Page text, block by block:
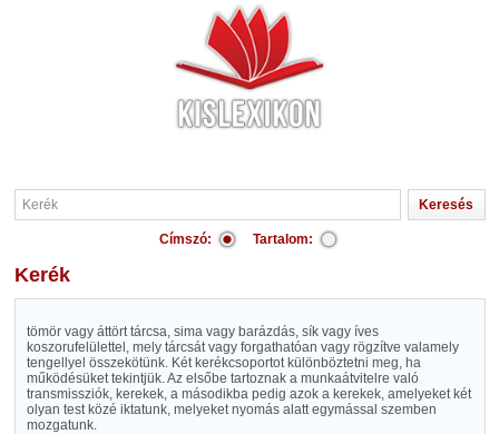
Címszó: Tartalom:
Kerék
tömör vagy áttört tárcsa, sima vagy barázdás, sík vagy íves
koszorufelülettel, mely tárcsát vagy forgathatóan vagy rögzítve valamely
tengellyel összekötünk. Két kerékcsoportot különböztetni meg, ha
működésüket tekintjük. Az elsőbe tartoznak a munkaátvitelre való
transmissziók, kerekek, a másodikba pedig azok a kerekek, amelyeket két
olyan test közé iktatunk, melyeket nyomás alatt egymással szemben
mozgatunk.